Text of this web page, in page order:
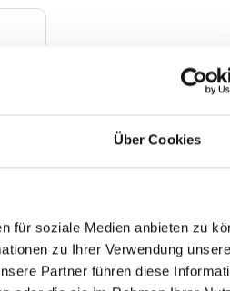
Über Cookies
für soziale Medien anbieten zu
zu Ihrer Verwendung
Partner führen diese
von